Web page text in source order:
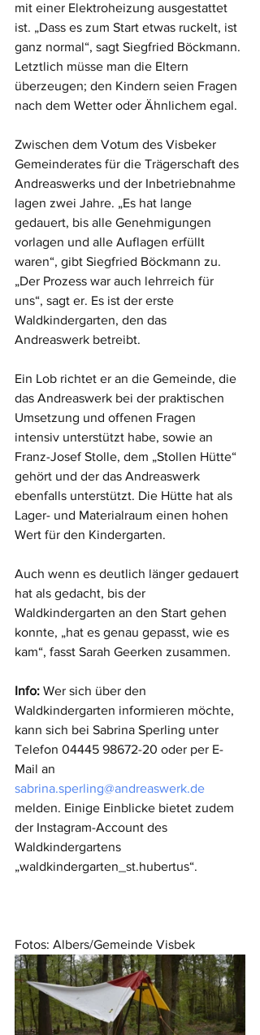
mit einer Elektroheizung ausgestattet
ist. „Dass es zum Start etwas ruckelt, ist
ganz normal“, sagt Siegfried Böckmann.
Letztlich müsse man die Eltern
überzeugen; den Kindern seien Fragen
nach dem Wetter oder Ähnlichem egal.
Zwischen dem Votum des Visbeker
Gemeinderates für die Trägerschaft des
Andreaswerks und der Inbetriebnahme
lagen zwei Jahre. „Es hat lange
gedauert, bis alle Genehmigungen
vorlagen und alle Auflagen erfüllt
waren“, gibt Siegfried Böckmann zu.
„Der Prozess war auch lehrreich für
uns“, sagt er. Es ist der erste
Waldkindergarten, den das
Andreaswerk betreibt.
Ein Lob richtet er an die Gemeinde, die
das Andreaswerk bei der praktischen
Umsetzung und offenen Fragen
intensiv unterstützt habe, sowie an
Franz-Josef Stolle, dem „Stollen Hütte“
gehört und der das Andreaswerk
ebenfalls unterstützt. Die Hütte hat als
Lager- und Materialraum einen hohen
Wert für den Kindergarten.
Auch wenn es deutlich länger gedauert
hat als gedacht, bis der
Waldkindergarten an den Start gehen
konnte, „hat es genau gepasst, wie es
kam“, fasst Sarah Geerken zusammen.
Info: Wer sich über den
Waldkindergarten informieren möchte,
kann sich bei Sabrina Sperling unter
Telefon 04445 98672-20 oder per E-
Mail an
sabrina.sperling@andreaswerk.de
melden. Einige Einblicke bietet zudem
der Instagram-Account des
Waldkindergartens
„waldkindergarten_st.hubertus“.
Fotos: Albers/Gemeinde Visbek